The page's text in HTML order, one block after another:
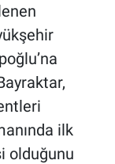
ilk
olduğunu